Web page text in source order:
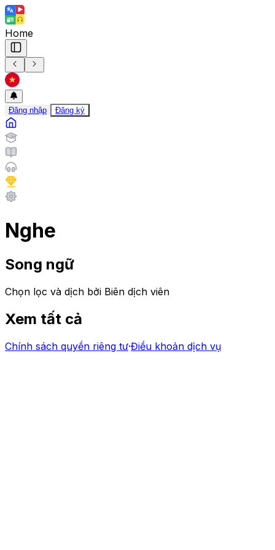
Home
Đăng nhập Đăng ký
Nghe
Song ngữ
Chọn lọc và dịch bởi Biên dịch viên
Xem tất cả
Chính sách quyền riêng tư·Điều khoản dịch vụ